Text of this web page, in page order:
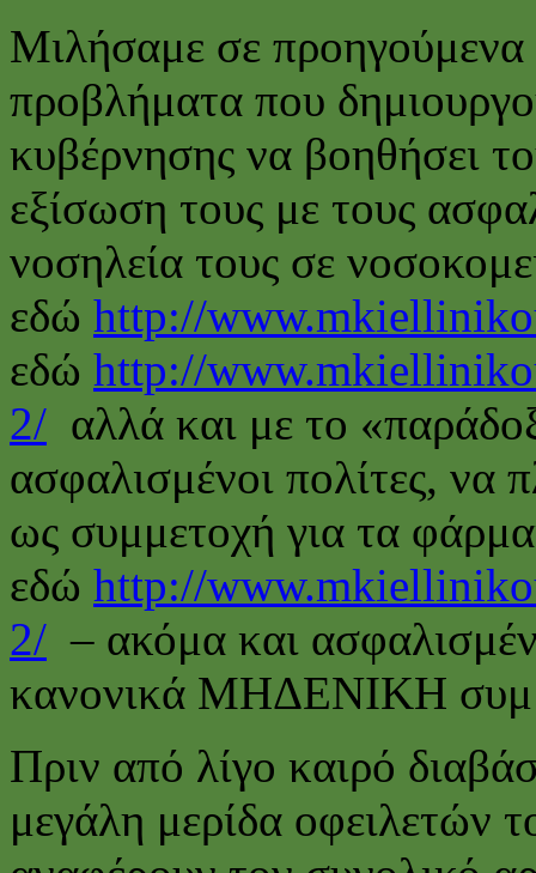
Μιλήσαμε σε προηγούμενα
προβλήματα που
κυβέρνησης να βοηθήσει
εξίσωση τους με τους
νοσηλεία τους σε
εδώ http://
εδώ http://
2/ αλλά και με το
ασφαλισμένοι πολίτες, να
ως συμμετοχή για τα
εδώ http://
2/ – ακόμα και
κανονικά ΜΗΔΕΝΙΚΗ
Πριν από λίγο καιρό
μεγάλη μερίδα